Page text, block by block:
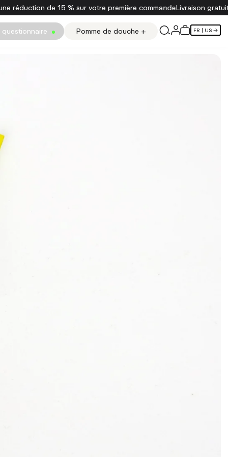
à 75 $Cliquez ici pour bénéficier d'une réduction de 15 % sur
Pomme de douche + FR | US →